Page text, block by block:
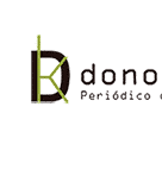
contenido